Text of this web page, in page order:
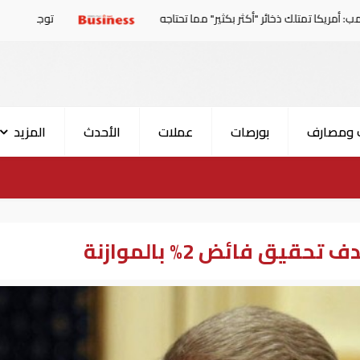
"أكثر بكثير" مما تحتاجه توجهات جديدة للولايات المتحدة.. منح 354.6 مليون دولار مساعدات
ومصارف بورصات عملات الأحدث المزيد
فائض 2% بالموازنة